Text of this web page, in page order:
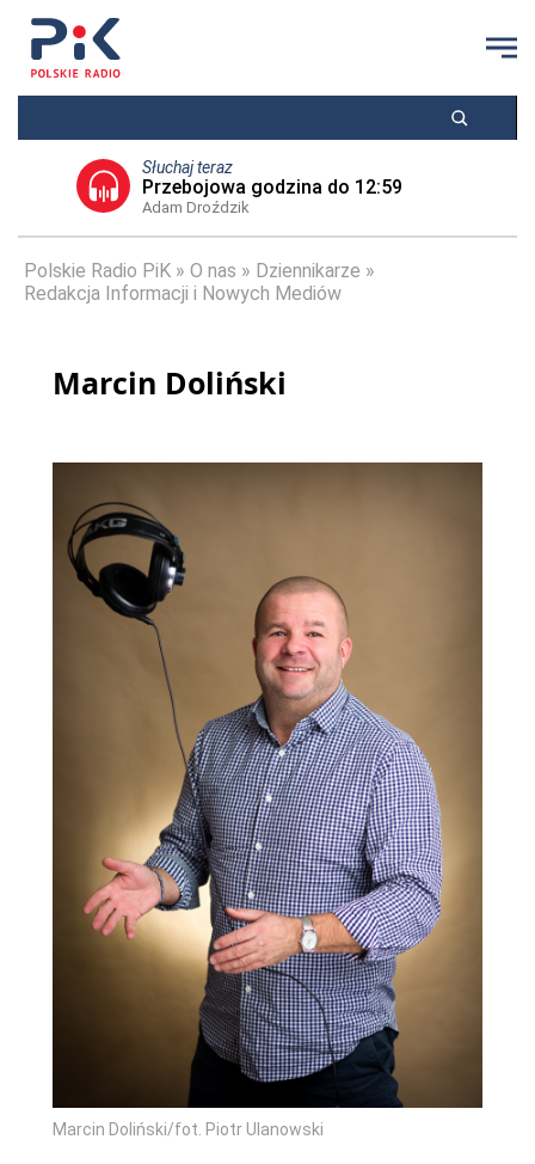
Słuchaj teraz
Przebojowa godzina do 12:59
Adam Droździk
Polskie Radio PiK O nas
Dziennikarze
Redakcja Informacji i Nowych Mediów
Marcin Doliński
Marcin Doliński/fot. Piotr Ulanowski